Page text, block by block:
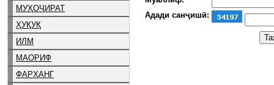
МУҲОҶИРАТ
ҲУҚУҚ
ИЛМ
МАОРИФ
ФАРҲАНГ
Адади санҷишӣ: